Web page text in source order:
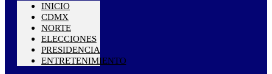
INICIO
CDMX
NORTE
ELECCIONES
PRESIDENCIA
ENTRETENIMIENTO